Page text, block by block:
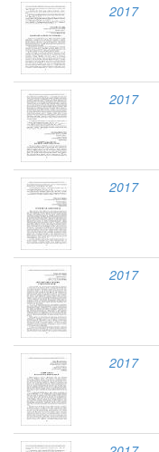
2017
2017
2017
2017
2017